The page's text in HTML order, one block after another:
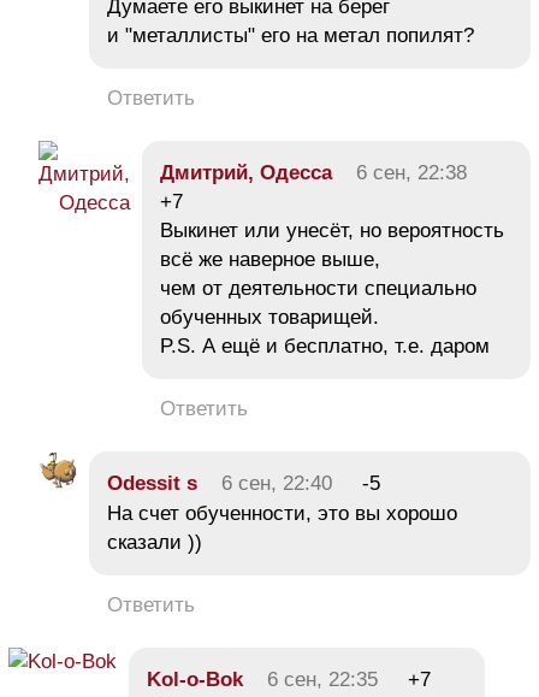
Думаете его выкинет на берег
и "металлисты" его на метал попилят?
Ответить
Дмитрий, Одесса
6 сен, 22:38
+7
Выкинет или унесёт, но вероятность
всё же наверное выше,
чем от деятельности специально
обученных товарищей.
P.S. А ещё и бесплатно, т.е. даром
Ответить
Odessit s 6 сен, 22:40
-5
На счет обученности, это вы хорошо
сказали ))
Ответить
Kol-o-Bok 6 сен, 22:35
+7